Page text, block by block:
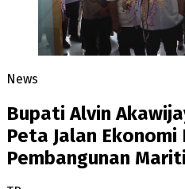
News
Bupati Alvin
Peta Jalan Ekonomi
Pembangunan